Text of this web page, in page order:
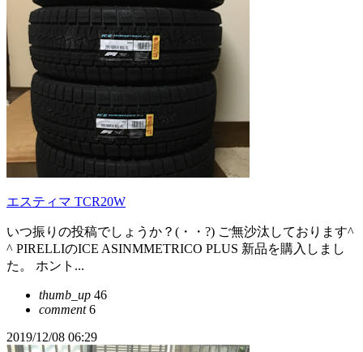
エスティマ TCR20W
いつ振りの投稿でしょうか？(・・?) ご無沙汰しております^
^ PIRELLIのICE ASINMMETRICO PLUS 新品を購入しまし
た。 ホント...
thumb_up 46
comment6
2019/12/08 06:29